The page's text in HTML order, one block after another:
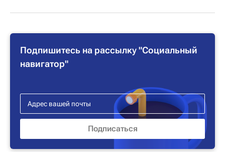
Подпишитесь на рассылку "Социальный
навигатор"